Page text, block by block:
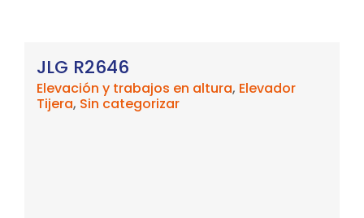
JLG R2646
Elevación y trabajos en altura, Elevador
Tijera, Sin categorizar